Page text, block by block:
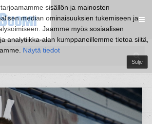
sisällön ja mainosten
median ominaisuuksien tukemiseen ja
Jaamme myös sosiaalisen
analytiikka-alan kumppaneillemme tietoa siitä,
Näytä tiedot
Sulje